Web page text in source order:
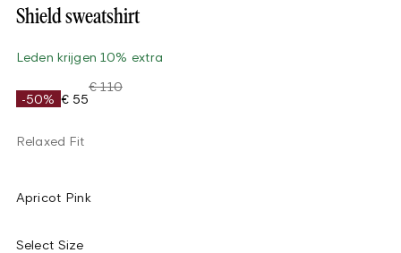
Shield sweatshirt
Leden krijgen 10% extra
-50% € 55
€ 110
Relaxed Fit
Apricot Pink
Select Size